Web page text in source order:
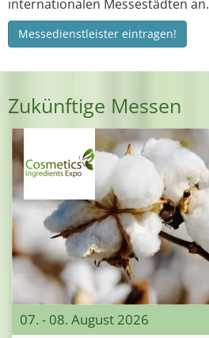
internationalen Messestädten an.
Messedienstleister eintragen!
Zukünftige Messen
07. - 08. August 2026